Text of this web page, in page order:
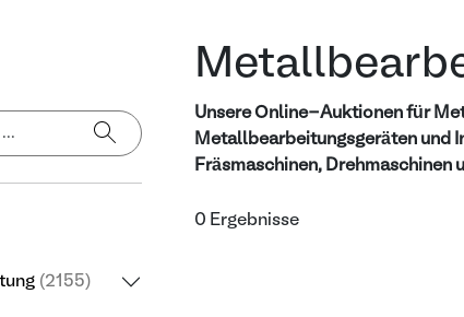
(2155)
Unsere Online-Auktionen für
Metallbearbeitungsgeräten und
Fräsmaschinen,
0 Ergebnisse